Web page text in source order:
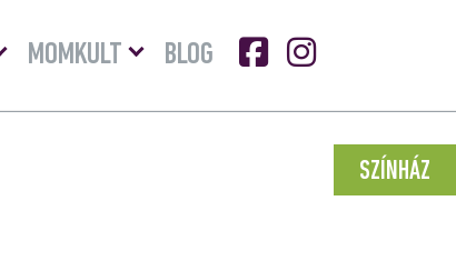
Menü
lenyitásaMOMKULT
Menü
lenyitása
BLOG
SZÍNHÁZ